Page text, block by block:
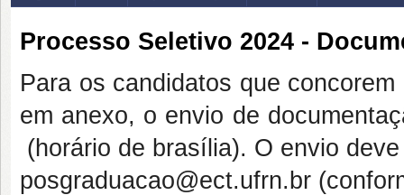
Processo Seletivo 2024 -
Para os candidatos que
em anexo, o envio de
(horário de brasília). O envio
posgraduacao@ect.ufrn.br